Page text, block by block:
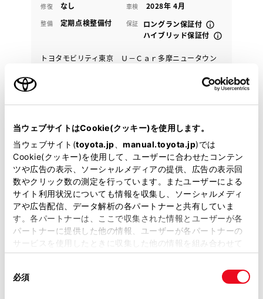
当ウェブサイトはCookie(クッキー)を使用します。
当ウェブサイト(toyota.jp manual.toyota.jp)では
Cookie(クッキー)を使用して、ユーザーに合わせたコンテン
ツや広告の表示、ソーシャルメディアの提供、広告の表示回
数やクリック数の測定を行っています。またユーザーによる
サイト利用状況についても情報を収集し、ソーシャルメディ
アや広告配信、データ解析の各パートナーと共有していま
す。各パートナーは、ここで収集された情報とユーザーが各
パートナーに提供した他の情報、ユーザーが各パートナーの
サービスを使用したときに収集した他の情報を組み合わせて
使用することがあります。当ウェブサイトの使用を続行する
必須
修復 なし 車検 2028年 4月
整備 定期点検整備付 保証
ロングラン保証付
ハイブリッド保証付
トヨタモビリティ東京 Ｕ－Ｃａｒ多摩ニュータウン
042-375-5611